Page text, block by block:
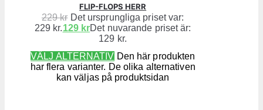
FLIP-FLOPS HERR
229kr Det ursprungliga priset var:
229 kr.129 krDet nuvarande priset är:
129 kr.
VÄLJ ALTERNATIV Den här produkten
har flera varianter. De olika alternativen
kan väljas på produktsidan